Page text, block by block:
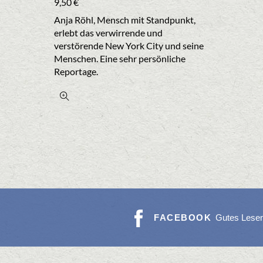
Anja Röhl, Mensch mit Standpunkt,
erlebt das verwirrende und
verstörende New York City und seine
Menschen. Eine sehr persönliche
Reportage.
FACEBOOK Gutes